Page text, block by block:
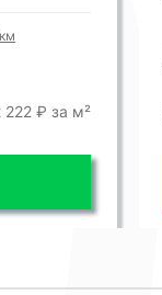
222 ₽ за м²